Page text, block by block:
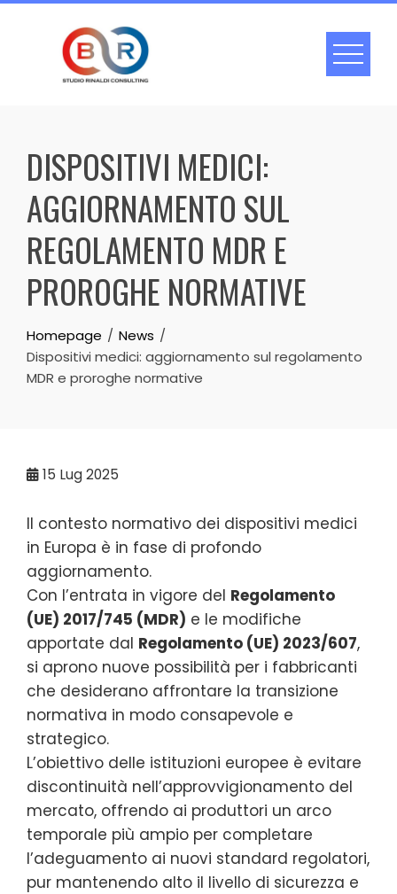
Skip
DISPOSITIVI MEDICI:
AGGIORNAMENTO SUL
REGOLAMENTO MDR E
PROROGHE NORMATIVE
Homepage
News
Dispositivi medici: aggiornamento sul regolamento
MDR e proroghe normative
15 Lug 2025
Il contesto normativo dei dispositivi medici
in Europa è in fase di profondo
aggiornamento.
Con l’entrata in vigore del Regolamento
(UE) 2017/745 (MDR) e le modifiche
apportate dal Regolamento (UE) 2023/607,
si aprono nuove possibilità per i fabbricanti
che desiderano affrontare la transizione
normativa in modo consapevole e
strategico.
L’obiettivo delle istituzioni europee è evitare
discontinuità nell’approvvigionamento del
mercato, offrendo ai produttori un arco
temporale più ampio per completare
l’adeguamento ai nuovi standard regolatori,
pur mantenendo alto il livello di sicurezza e